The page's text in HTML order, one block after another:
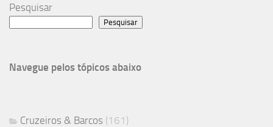
Pesquisar
Pesquisar
Navegue pelos tópicos abaixo
Cruzeiros & Barcos (161)